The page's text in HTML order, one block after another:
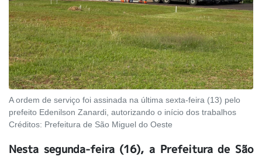
A ordem de serviço foi assinada na última sexta-feira (13) pelo
prefeito Edenilson Zanardi, autorizando o início dos trabalhos
Créditos: Prefeitura de São Miguel do Oeste
Nesta segunda-feira (16), a Prefeitura de São